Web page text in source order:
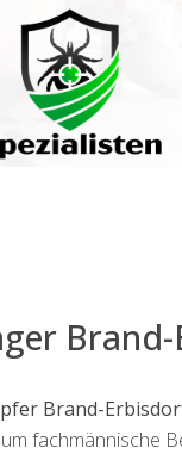
Brand-
fachmännische